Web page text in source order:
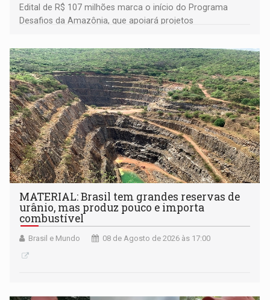
Edital de R$ 107 milhões marca o início do Programa
Desafios da Amazônia, que apoiará projetos
submissão de pré-propostas poderá ser feita até 1º de
setembro
MATERIAL: Brasil tem grandes reservas de
urânio, mas produz pouco e importa
combustível
Brasil e Mundo 08 de Agosto de 2026 às 17:00